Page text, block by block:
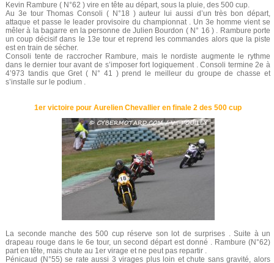
Kevin Rambure ( N°62 ) vire en tête au départ, sous la pluie, des 500 cup.
Au 3e tour Thomas Consoli ( N°18 ) auteur lui aussi d’un très bon départ,
attaque et passe le leader provisoire du championnat . Un 3e homme vient se
mêler à la bagarre en la personne de Julien Bourdon ( N° 16 ) . Rambure porte
un coup décisif dans le 13e tour et reprend les commandes alors que la piste
est en train de sécher.
Consoli tente de raccrocher Rambure, mais le nordiste augmente le rythme
dans le dernier tour avant de s’imposer fort logiquement . Consoli termine 2e à
4’973 tandis que Gret ( N° 41 ) prend le meilleur du groupe de chasse et
s’installe sur le podium .
1er victoire pour Aurelien Chevallier en finale 2 des 500 cup
La seconde manche des 500 cup réserve son lot de surprises . Suite à un
drapeau rouge dans le 6e tour, un second départ est donné . Rambure (N°62)
part en tête, mais chute au 1er virage et ne peut pas repartir .
Pénicaud (N°55) se rate aussi 3 virages plus loin et chute sans gravité, alors